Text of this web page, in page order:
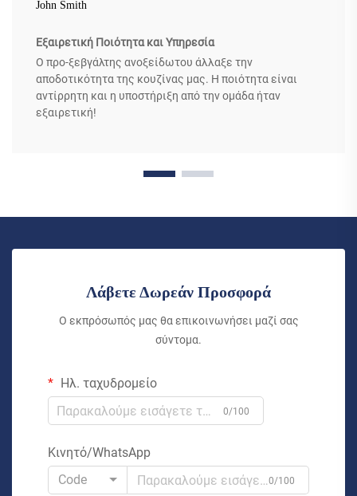
John Smith
Εξαιρετική Ποιότητα και Υπηρεσία
Ο προ-ξεβγάλτης ανοξείδωτου άλλαξε την
αποδοτικότητα της κουζίνας μας. Η ποιότητα είναι
αντίρρητη και η υποστήριξη από την ομάδα ήταν
εξαιρετική!
Λάβετε Δωρεάν Προσφορά
Ο εκπρόσωπός μας θα επικοινωνήσει μαζί σας
σύντομα.
Ηλ. ταχυδρομείο
0/100
Κινητό/WhatsApp
Code
0/100